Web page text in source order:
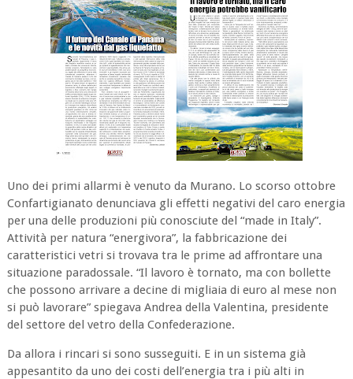
Uno dei primi allarmi è venuto da Murano. Lo scorso ottobre
Confartigianato denunciava gli effetti negativi del caro energia
per una delle produzioni più conosciute del “made in Italy”.
Attività per natura “energivora”, la fabbricazione dei
caratteristici vetri si trovava tra le prime ad affrontare una
situazione paradossale. “Il lavoro è tornato, ma con bollette
che possono arrivare a decine di migliaia di euro al mese non
si può lavorare” spiegava Andrea della Valentina, presidente
del settore del vetro della Confederazione.
Da allora i rincari si sono susseguiti. E in un sistema già
appesantito da uno dei costi dell’energia tra i più alti in